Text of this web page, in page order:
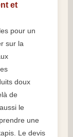
et
pour un
sur la
doux
de
le
une
Le devis